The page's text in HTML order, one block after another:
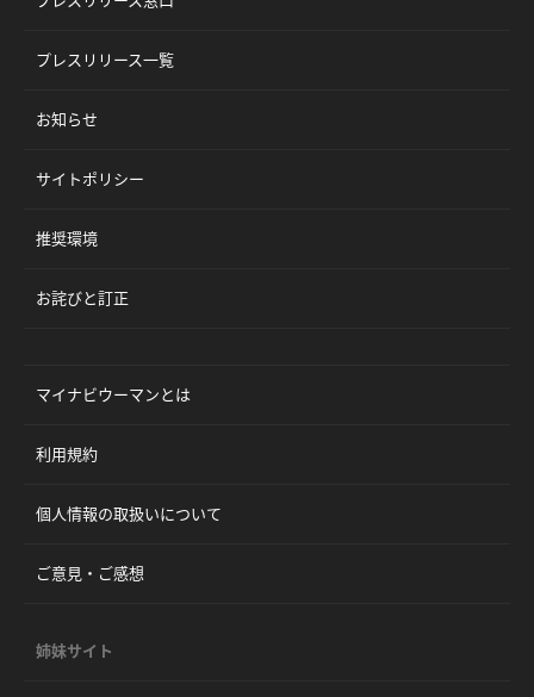
プレスリリース一覧
お知らせ
サイトポリシー
推奨環境
お詫びと訂正
マイナビウーマンとは
利用規約
個人情報の取扱いについて
ご意見・ご感想
姉妹サイト